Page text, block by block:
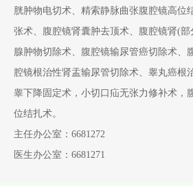
胱肿物电切术、精索静脉曲张腹腔镜高位
张术、腹腔镜肾囊肿去顶术、腹腔镜肾(
腺肿物切除术、腹腔镜输尿管癌切除术、
腔镜根治性肾盂输尿管切除术、睾丸癌根
睾下降固定术，小切口疝无张力修补术，
位结扎术。
主任办公室：6681272
医生办公室：6681271